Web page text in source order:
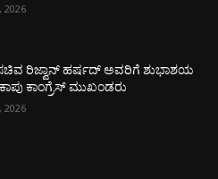
2026
ರಿಜ್ವಾನ್ ಹರ್ಷದ್ ಅವರಿಗೆ ಶುಭಾಶಯ
ಕಾಂಗ್ರೆಸ್ ಮುಖಂಡರು
2026